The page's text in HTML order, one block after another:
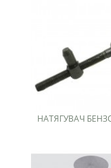
НАТЯГУВАЧ